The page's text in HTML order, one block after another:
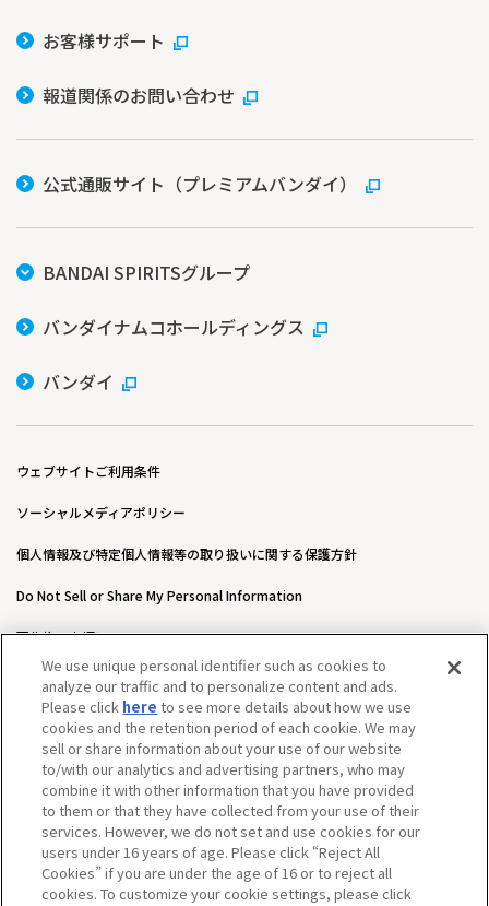
お客様サポート
報道関係のお問い合わせ
公式通販サイト（プレミアムバンダイ）
BANDAI SPIRITSグループ
バンダイナムコホールディングス
バンダイ
ウェブサイトご利用条件
ソーシャルメディアポリシー
個人情報及び特定個人情報等の取り扱いに関する保護方針
Do Not Sell or Share My Personal Information
著作権・商標について
ウェブアクセシビリティ方針
カスタマーハラスメントに対する基本的な対応方針について
We use unique personal identifier such as cookies to
analyze our traffic and to personalize content and ads.
Please click here to see more details about how we use
cookies and the retention period of each cookie. We may
sell or share information about your use of our website
to/with our analytics and advertising partners, who may
combine it with other information that you have provided
to them or that they have collected from your use of their
services. However, we do not set and use cookies for our
users under 16 years of age. Please click “Reject All
Cookies” if you are under the age of 16 or to reject all
cookies. To customize your cookie settings, please click